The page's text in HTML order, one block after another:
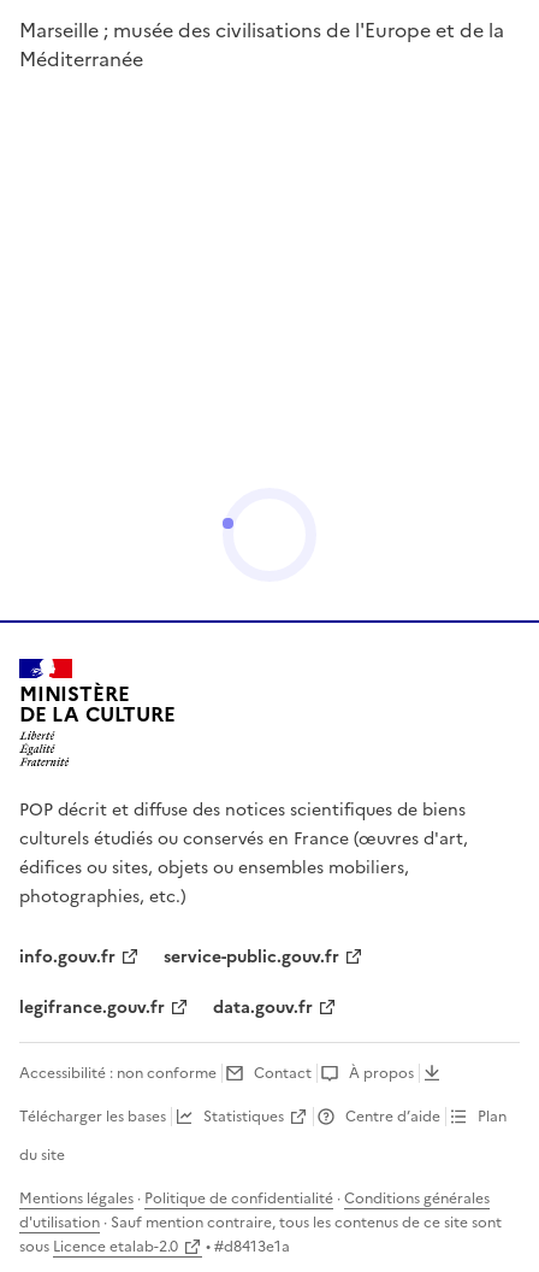
Marseille ; musée des civilisations de l'Europe et de la
Méditerranée
MINISTÈRE
DE LA CULTURE
POP décrit et diffuse des notices scientifiques de biens
culturels étudiés ou conservés en France (œuvres d'art,
édifices ou sites, objets ou ensembles mobiliers,
photographies, etc.)
info.gouv.fr
service-public.gouv.fr
legifrance.gouv.fr
data.gouv.fr
Accessibilité : non conforme Contact
À propos
Télécharger les bases
Statistiques Centre d’aide
Plan
du site
Mentions légales · Politique de confidentialité ·Conditions générales
d'utilisation · Sauf mention contraire, tous les contenus de ce site sont
sous Licence etalab-2.0 • #d8413e1a